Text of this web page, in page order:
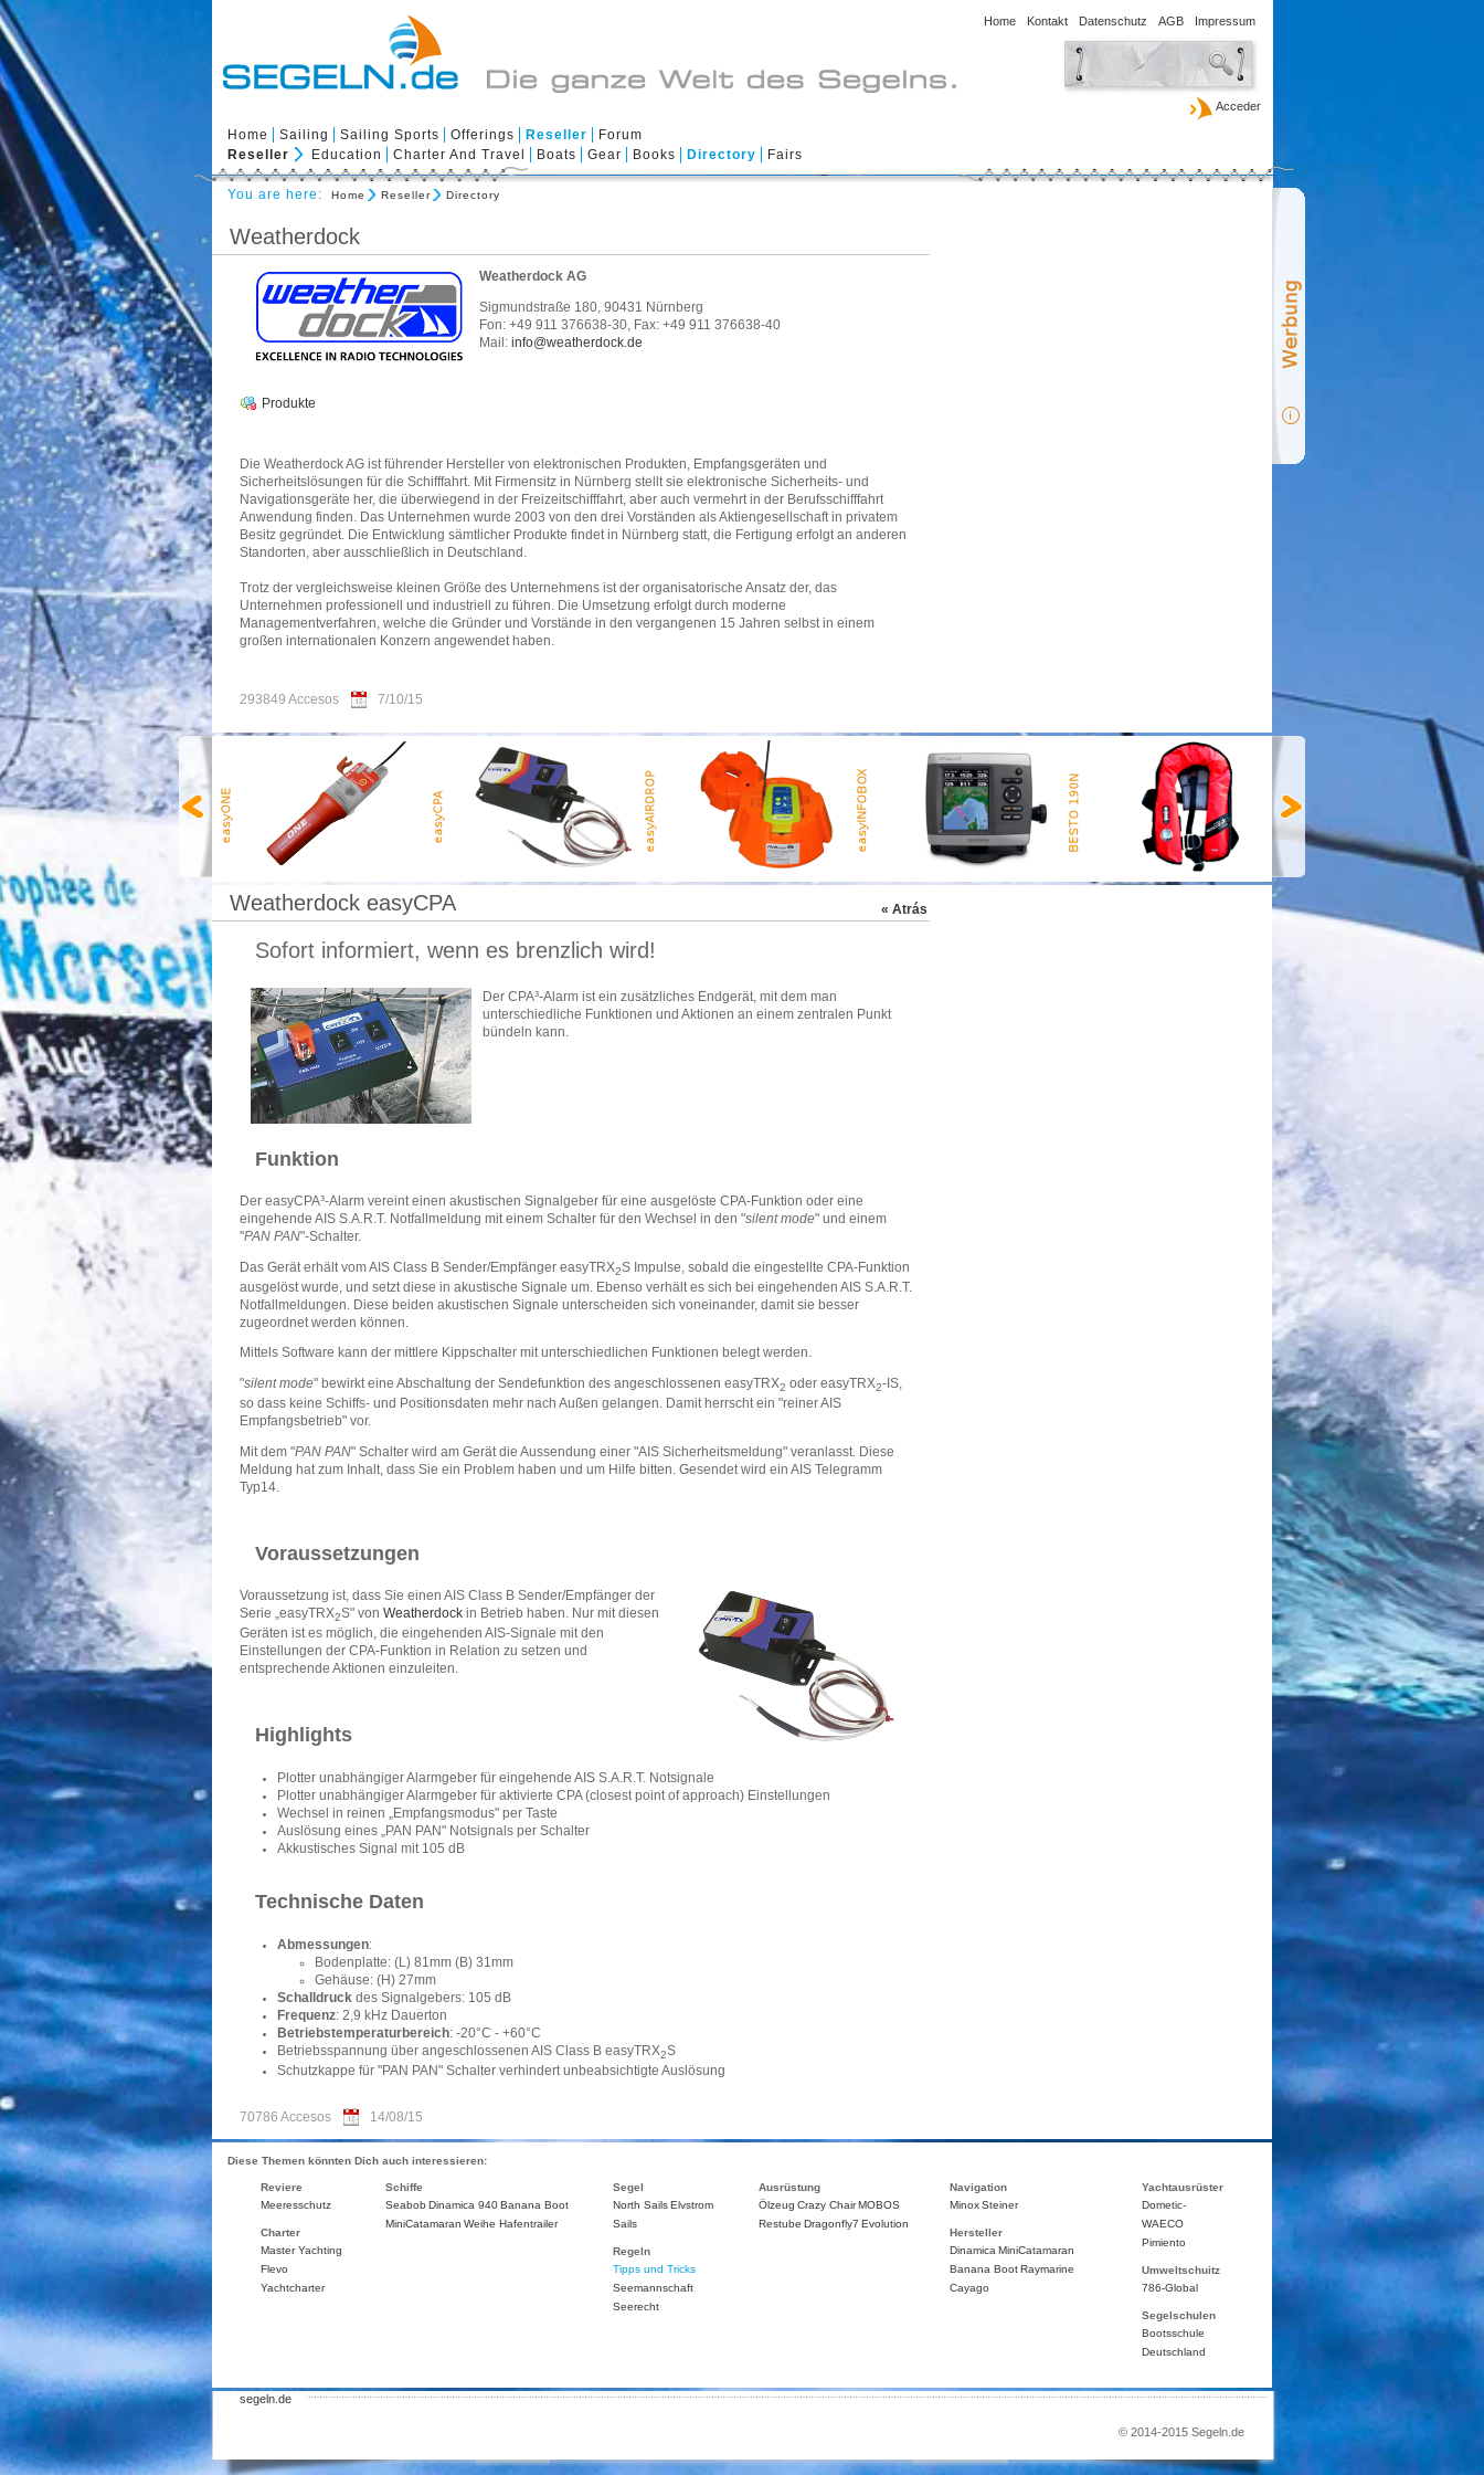
Impressum
AGB
Datenschutz
Kontakt
Home
Acceder
Home Sailing Sailing Sports Offerings Reseller
Forum
Reseller
Education Charter And Travel Boats Gear Books Directory Fairs
You are here: Home Reseller Directory
Weatherdock
Weatherdock AG
Sigmundstraße 180, 90431 Nürnberg
Fon: +49 911 376638-30, Fax: +49 911 376638-40
Mail: info@weatherdock.de
Produkte
Die Weatherdock AG ist führender Hersteller von elektronischen Produkten, Empfangsgeräten und
Sicherheitslösungen für die Schifffahrt. Mit Firmensitz in Nürnberg stellt sie elektronische Sicherheits- und
Navigationsgeräte her, die überwiegend in der Freizeitschifffahrt, aber auch vermehrt in der Berufsschifffahrt
Anwendung finden. Das Unternehmen wurde 2003 von den drei Vorständen als Aktiengesellschaft in privatem
Besitz gegründet. Die Entwicklung sämtlicher Produkte findet in Nürnberg statt, die Fertigung erfolgt an anderen
Standorten, aber ausschließlich in Deutschland.
Trotz der vergleichsweise kleinen Größe des Unternehmens ist der organisatorische Ansatz der, das
Unternehmen professionell und industriell zu führen. Die Umsetzung erfolgt durch moderne
Managementverfahren, welche die Gründer und Vorstände in den vergangenen 15 Jahren selbst in einem
großen internationalen Konzern angewendet haben.
293849 Accesos 7/10/15
« Atrás
Weatherdock easyCPA
Sofort informiert, wenn es brenzlich wird!
Der CPA³-Alarm ist ein zusätzliches Endgerät, mit dem man
unterschiedliche Funktionen und Aktionen an einem zentralen Punkt
bündeln kann.
Funktion
Der easyCPA³-Alarm vereint einen akustischen Signalgeber für eine ausgelöste CPA-Funktion oder eine
eingehende AIS S.A.R.T. Notfallmeldung mit einem Schalter für den Wechsel in den "silent mode" und einem
"PAN PAN"-Schalter.
Das Gerät erhält vom AIS Class B Sender/Empfänger easyTRX2S Impulse, sobald die eingestellte CPA-Funktion
ausgelöst wurde, und setzt diese in akustische Signale um. Ebenso verhält es sich bei eingehenden AIS S.A.R.T.
Notfallmeldungen. Diese beiden akustischen Signale unterscheiden sich voneinander, damit sie besser
zugeordnet werden können.
Mittels Software kann der mittlere Kippschalter mit unterschiedlichen Funktionen belegt werden.
"silent mode" bewirkt eine Abschaltung der Sendefunktion des angeschlossenen easyTRX2 oder easyTRX2-IS,
so dass keine Schiffs- und Positionsdaten mehr nach Außen gelangen. Damit herrscht ein "reiner AIS
Empfangsbetrieb" vor.
Mit dem "PAN PAN" Schalter wird am Gerät die Aussendung einer "AIS Sicherheitsmeldung" veranlasst. Diese
Meldung hat zum Inhalt, dass Sie ein Problem haben und um Hilfe bitten. Gesendet wird ein AIS Telegramm
Typ14.
Voraussetzungen
Voraussetzung ist, dass Sie einen AIS Class B Sender/Empfänger der
Serie „easyTRX2S" von Weatherdock in Betrieb haben. Nur mit diesen
Geräten ist es möglich, die eingehenden AIS-Signale mit den
Einstellungen der CPA-Funktion in Relation zu setzen und
entsprechende Aktionen einzuleiten.
Highlights
Plotter unabhängiger Alarmgeber für eingehende AIS S.A.R.T. Notsignale
Plotter unabhängiger Alarmgeber für aktivierte CPA (closest point of approach) Einstellungen
Wechsel in reinen „Empfangsmodus" per Taste
Auslösung eines „PAN PAN" Notsignals per Schalter
Akkustisches Signal mit 105 dB
Technische Daten
Abmessungen:
Bodenplatte: (L) 81mm (B) 31mm
Gehäuse: (H) 27mm
Schalldruck des Signalgebers: 105 dB
Frequenz: 2,9 kHz Dauerton
Betriebstemperaturbereich: -20°C - +60°C
Betriebsspannung über angeschlossenen AIS Class B easyTRX2S
Schutzkappe für "PAN PAN" Schalter verhindert unbeabsichtigte Auslösung
70786 Accesos 14/08/15
Diese Themen könnten Dich auch interessieren:
Reviere
Meeresschutz
Charter
Master Yachting
Flevo
Yachtcharter
Schiffe
Seabob Dinamica 940Banana Boot
MiniCatamaran Weihe Hafentrailer
Segel
North SailsElvstrom
Sails
Regeln
Tipps und Tricks
Seemannschaft
Seerecht
Ausrüstung
Ölzeug Crazy ChairMOBOS
Restube Dragonfly7 Evolution
Navigation
MinoxSteiner
Hersteller
Dinamica MiniCatamaran
Banana BootRaymarine
Cayago
Yachtausrüster
Dometic-
WAECO
Pimiento
Umweltschuitz
786-Global
Segelschulen
Bootsschule
Deutschland
segeln.de
© 2014-2015 Segeln.de